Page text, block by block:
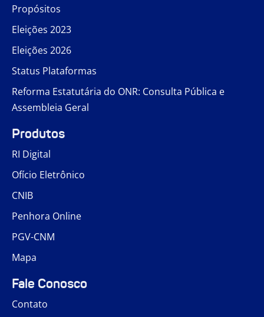
Propósitos
Eleições 2023
Eleições 2026
Status Plataformas
Reforma Estatutária do ONR: Consulta Pública e
Assembleia Geral
Produtos
RI Digital
Ofício Eletrônico
CNIB
Penhora Online
PGV-CNM
Mapa
Fale Conosco
Contato